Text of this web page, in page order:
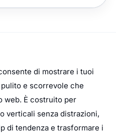
di mostrare i tuoi
e scorrevole che
web. È costruito per
verticali senza distrazioni,
di tendenza e trasformare i